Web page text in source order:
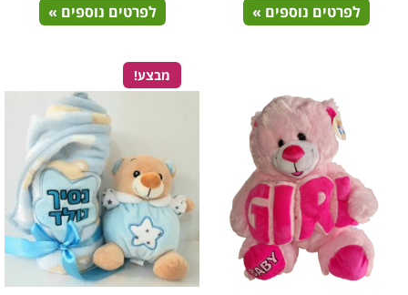
לפרטים נוספים »
לפרטים נוספים »
מבצע!